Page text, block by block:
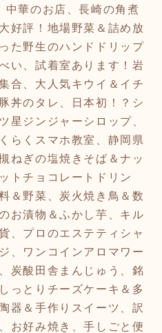
中華のお店、長崎の角煮
好評！地場野菜＆詰め放
た野生のハンドドリップ
い、試着室あります！岩
合、大人気キウイ＆イチ
丼のタレ、日本初！？シ
星ジンジャーシロップ、
らくスマホ教室、静岡県
ねぎの塩焼きそば＆ナッ
トチョコレートドリン
＆野菜、炭火焼き鳥＆数
お漬物＆ふかし芋、キル
、プロのエステティシャ
、ワンコインアロマワー
炭酸田舎まんじゅう、銘
っとりチーズケーキ＆多
器＆手作りスイーツ、訳
お好み焼き、手しごと便